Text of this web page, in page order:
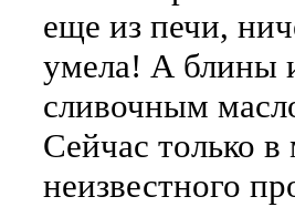
еще из печи,
умела! А блины
сливочным
Сейчас только
неизвестного